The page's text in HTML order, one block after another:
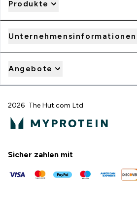
Produkte
Unternehmensinformationen
Angebote
2026 The Hut.com Ltd
Sicher zahlen mit